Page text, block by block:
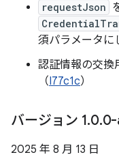
requestJson
須パラメータに
認証情報の交換
（I77c1c）
バージョン 1.0.0-
2025 年 8 月 13 日